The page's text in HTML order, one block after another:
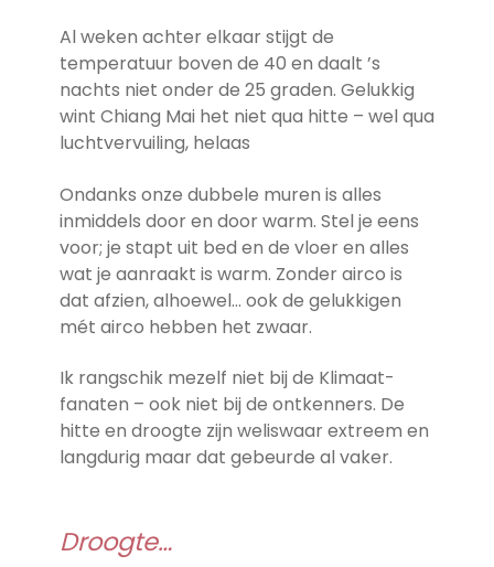
Al weken achter elkaar stijgt de
temperatuur boven de 40 en daalt ’s
nachts niet onder de 25 graden. Gelukkig
wint Chiang Mai het niet qua hitte – wel qua
luchtvervuiling, helaas
Ondanks onze dubbele muren is alles
inmiddels door en door warm. Stel je eens
voor; je stapt uit bed en de vloer en alles
wat je aanraakt is warm. Zonder airco is
dat afzien, alhoewel… ook de gelukkigen
mét airco hebben het zwaar.
Ik rangschik mezelf niet bij de Klimaat-
fanaten – ook niet bij de ontkenners. De
hitte en droogte zijn weliswaar extreem en
langdurig maar dat gebeurde al vaker.
Droogte…